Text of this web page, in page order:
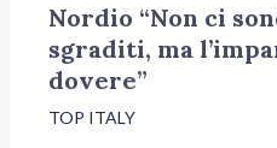
Nordio “Non ci
sgraditi, ma
dovere”
TOP ITALY